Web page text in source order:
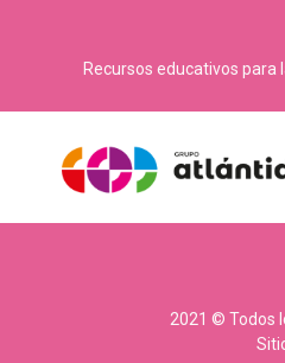
Recursos educativos
2021 © Todos